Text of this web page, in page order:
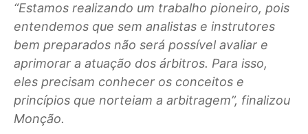
“Estamos realizando um trabalho pioneiro, pois
entendemos que sem analistas e instrutores
bem preparados não será possível avaliar e
aprimorar a atuação dos árbitros. Para isso,
eles precisam conhecer os conceitos e
princípios que norteiam a arbitragem”, finalizou
Monção.